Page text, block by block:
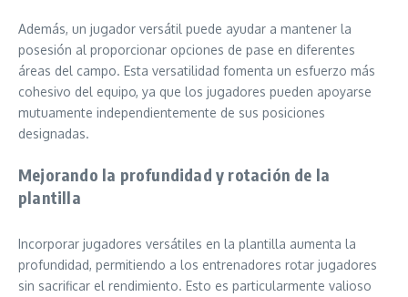
Además, un jugador versátil puede ayudar a mantener la
posesión al proporcionar opciones de pase en diferentes
áreas del campo. Esta versatilidad fomenta un esfuerzo más
cohesivo del equipo, ya que los jugadores pueden apoyarse
mutuamente independientemente de sus posiciones
designadas.
Mejorando la profundidad y rotación de la
plantilla
Incorporar jugadores versátiles en la plantilla aumenta la
profundidad, permitiendo a los entrenadores rotar jugadores
sin sacrificar el rendimiento. Esto es particularmente valioso